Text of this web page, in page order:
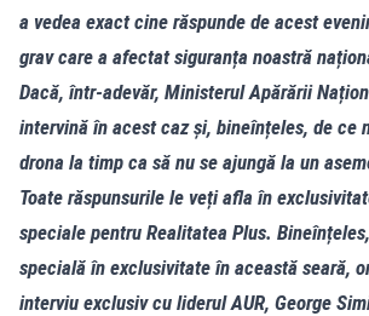
a vedea exact cine răspunde de acest
grav care a afectat siguranța noastră
Dacă, într-adevăr, Ministerul Apărării
intervină în acest caz și, bineînțeles, de ce
drona la timp ca să nu se ajungă la un
Toate răspunsurile le veți afla în
speciale pentru Realitatea Plus.
specială în exclusivitate în această seară,
interviu exclusiv cu liderul AUR, George